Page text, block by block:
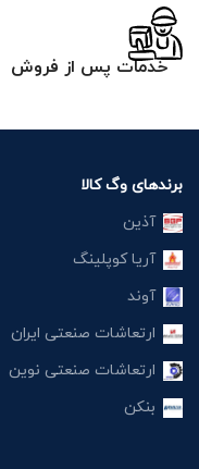
خدمات پس از فروش
برندهای وگ کالا
آذین
آریا کوپلینگ
آوند
ارتعاشات صنعتی ایران
ارتعاشات صنعتی نوین
بنکن